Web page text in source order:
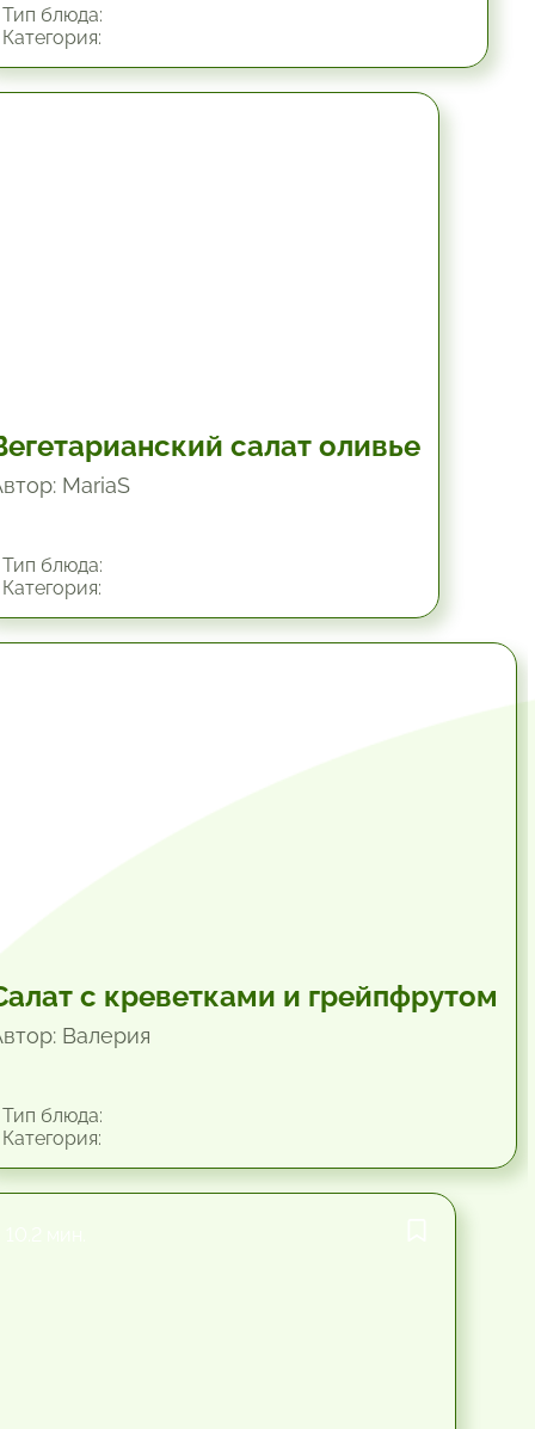
блюда:
салат оливье
MariaS
блюда:
с креветками и грейпфрутом
Валерия
блюда: